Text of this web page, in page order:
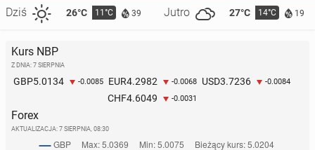
Dziś 26°C 11°C 39 Jutro 27°C 14°C 19
Kurs NBP
Z DNIA: 7 SIERPNIA
GBP5.0134 -0.0085 EUR4.2982 -0.0068 USD3.7236 -0.0084
CHF4.6049 -0.0031
Forex
AKTUALIZACJA: 7 SIERPNIA, 08:30